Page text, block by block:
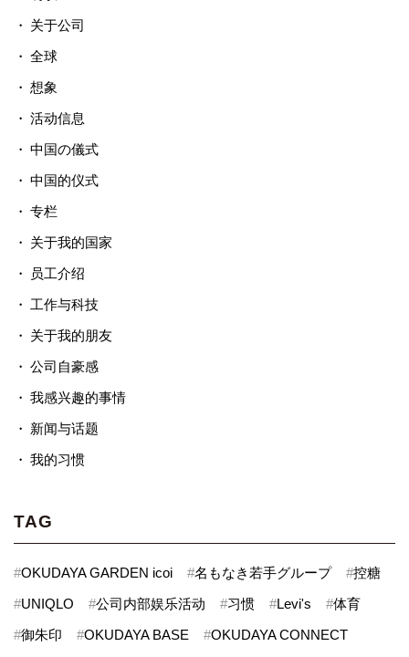
关于公司
全球
想象
活动信息
中国の儀式
中国的仪式
专栏
关于我的国家
员工介绍
工作与科技
关于我的朋友
公司自豪感
我感兴趣的事情
新闻与话题
我的习惯
TAG
#OKUDAYA GARDEN icoi #名もなき若手グループ #控糖
#UNIQLO #公司内部娱乐活动 #习惯 #Levi's #体育
#御朱印 #OKUDAYA BASE #OKUDAYA CONNECT